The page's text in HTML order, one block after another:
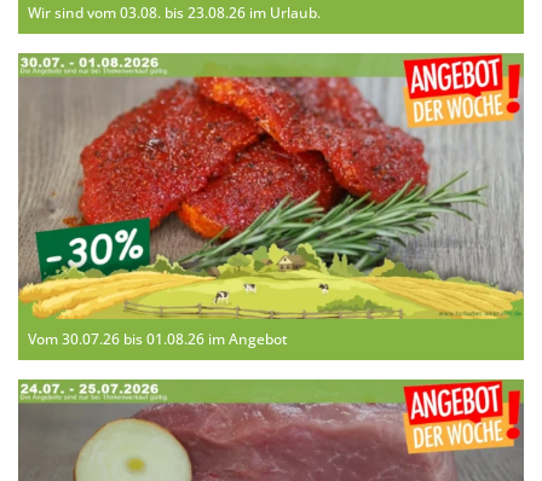
Wir sind vom 03.08. bis 23.08.26 im Urlaub.
Vom 30.07.26 bis 01.08.26 im Angebot